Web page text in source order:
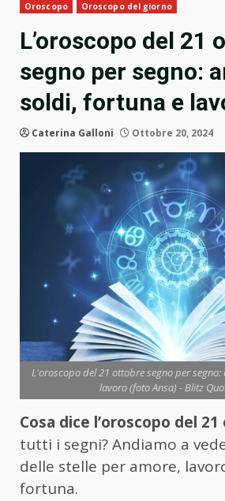
Oroscopo Oroscopo del giorno
L’oroscopo del 21
segno per segno:
soldi, fortuna e
Caterina Galloni Ottobre 20, 2024
L'oroscopo del 21 ottobre segno per
lavoro (foto Ansa) - Blitz
Cosa dice l’oroscopo del
tutti i segni? Andiamo a
delle stelle per amore,
fortuna.